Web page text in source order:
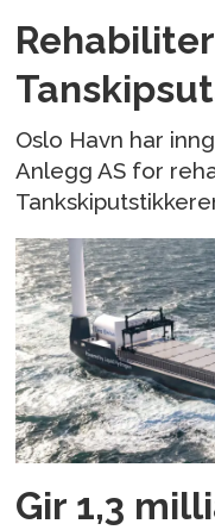
Oslo Havn har
Anlegg AS for
Gir 1,3